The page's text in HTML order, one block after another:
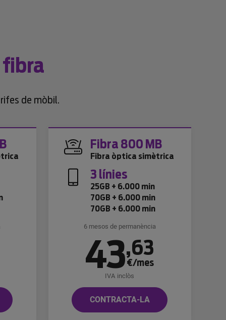
de mòbil.
Fibra 800 MB
Fibra òptica simètrica
3 línies
25GB + 6.000 min
70GB + 6.000 min
70GB + 6.000 min
6 mesos de permanència
43,63
€/mes
IVA inclòs
CONTRACTA-LA